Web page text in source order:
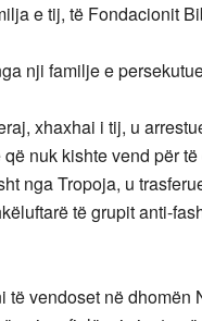
e tij, të Fondacionit
nji familje e
xhaxhai i tij, u
që nuk kishte vend për
nga Tropoja, u
të grupit anti-
të vendoset në dhomën